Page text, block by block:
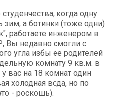
когда одну
зим, а ботинки (тоже одни)
работаете инженером в
Вы недавно смогли с
угла избы ее родителей
комнату 9 кв.м. в
вас на 18 комнат один
холодная вода, но по
- роскошь).